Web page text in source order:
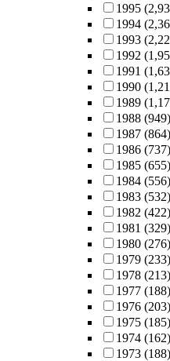
1995
1994
1993
1992
1991
1990
1989
1988 (949)
1987 (864)
1986 (737)
1985 (655)
1984 (556)
1983 (532)
1982 (422)
1981 (329)
1980 (276)
1979 (233)
1978 (213)
1977 (188)
1976 (203)
1975 (185)
1974 (162)
1973 (188)